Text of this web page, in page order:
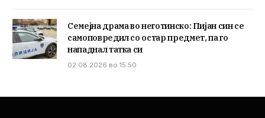
Семејна драма во неготинско: Пијан син се
самоповредил со остар предмет, па го
нападнал татка си
02.08.2026 во 15:50